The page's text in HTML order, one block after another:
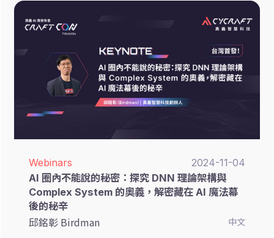
Webinars
2024-11-04
AI 圈內不能說的秘密：探究 DNN 理論架構與
Complex System 的奧義，解密藏在 AI 魔法幕
後的秘辛
邱銘彰 Birdman 中文